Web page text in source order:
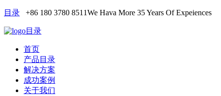
目录 +86 180 3780 8511We Hava More 35 Years Of Expeiences
目录
首页
产品目录
解决方案
成功案例
关于我们